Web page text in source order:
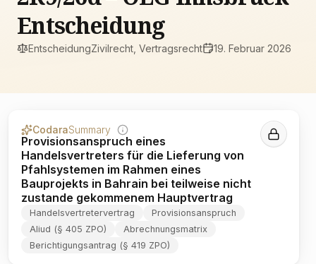
Entscheidung
EntscheidungZivilrecht, Vertragsrecht 19. Februar 2026
CodaraSummary
Provisionsanspruch eines
Handelsvertreters für die Lieferung von
Pfahlsystemen im Rahmen eines
Bauprojekts in Bahrain bei teilweise nicht
zustande gekommenem Hauptvertrag
Handelsvertretervertrag
Provisionsanspruch
Aliud (§ 405 ZPO)
Abrechnungsmatrix
Berichtigungsantrag (§ 419 ZPO)